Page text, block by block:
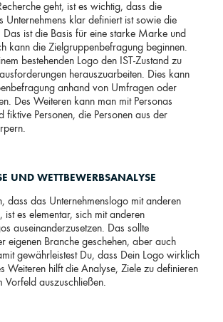
geht, ist es wichtig, dass die
Unternehmens klar definiert ist sowie die
Das ist die Basis für eine starke Marke und
kann die Zielgruppenbefragung beginnen.
bestehenden Logo den IST-Zustand zu
herauszuarbeiten. Dies kann
anhand von Umfragen oder
Des Weiteren kann man mit Personas
fiktive Personen, die Personen aus der
UND WETTBEWERBSANALYSE
dass das Unternehmenslogo mit anderen
es elementar, sich mit anderen
auseinanderzusetzen. Das sollte
eigenen Branche geschehen, aber auch
gewährleistest Du, dass Dein Logo wirklich
Weiteren hilft die Analyse, Ziele zu definieren
Vorfeld auszuschließen.